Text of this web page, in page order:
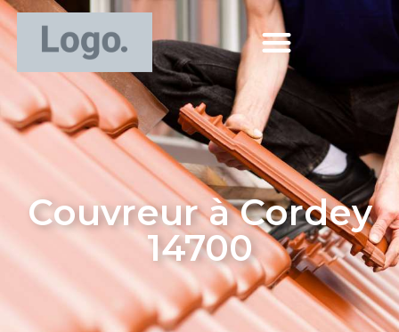
Couvreur à Cordey
14700